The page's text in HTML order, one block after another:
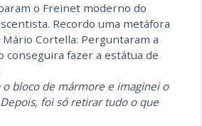
o Freinet moderno do
Recordo uma metáfora
Cortella: Perguntaram a
conseguira fazer a estátua de
o bloco de mármore e imaginei o
foi só retirar tudo o que